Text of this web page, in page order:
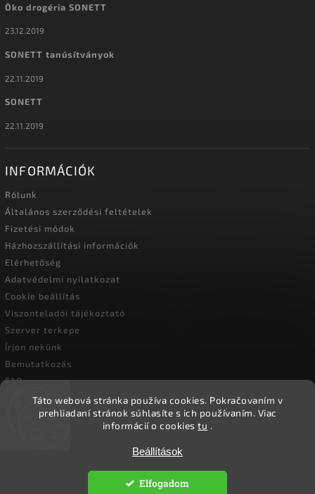
Táto webová stránka používa cookies. Pokračovaním v
prehliadaní stránok súhlasíte s ich používaním. Viac
informácií o cookiestu .
Beállítások
Elfogadom
Öko drogéria SONETT
23.12.2019
SONETT tanúsítványok
22.11.2019
SONETT
22.11.2019
INFORMÁCIÓK
Rólunk
Általános szerződési feltételek
Fizetési módok
Házhozszállítási információk
Elérhetőség
Adatvédelmi nyilatkozat
Cookie beállítás
Viszonteladói tájékoztató
Szerver terkepe
Írjon nekünk
Bemutatkozás
FAQ
Vásárlási útmutató
Ökoember. Minden jog fenntartva.
Süti beállítások szerkesztése
Shoptet| DesignShoptak.cz.